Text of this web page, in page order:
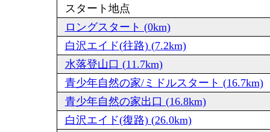
スタート地点
ロングスタート (0km)
白沢エイド(往路) (7.2km)
水落登山口 (11.7km)
青少年自然の家/ミドルスタート (16.7km)
青少年自然の家出口 (16.8km)
白沢エイド(復路) (26.0km)